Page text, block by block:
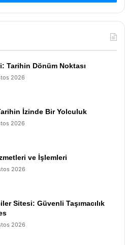
Tarihin Dönüm Noktası
2026
İzinde Bir Yolculuk
2026
ve İşlemleri
2026
Sitesi: Güvenli Taşımacılık
2026